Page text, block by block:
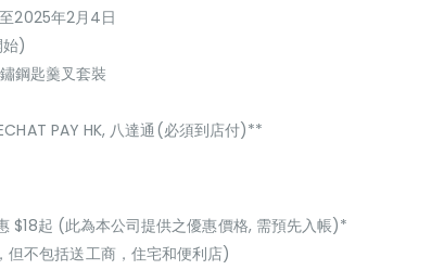
2025年2月4日
始)
鋼匙羹叉套裝
PAY HK, 八達通(必須到店付)**
$18起 (此為本公司提供之優惠價格, 需預先入帳)*
但不包括送工商，住宅和便利店)